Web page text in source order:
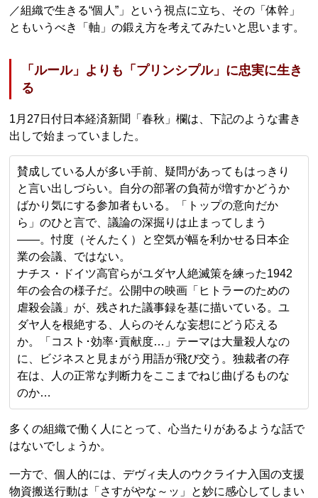
／組織で生きる“個人”」という視点に立ち、その「体幹」
ともいうべき「軸」の鍛え方を考えてみたいと思います。
「ルール」よりも「プリンシプル」に忠実に生き
る
1月27日付日本経済新聞「春秋」欄は、下記のような書き
出しで始まっていました。
賛成している人が多い手前、疑問があってもはっきり
と言い出しづらい。自分の部署の負荷が増すかどうか
ばかり気にする参加者もいる。「トップの意向だか
ら」のひと言で、議論の深掘りは止まってしまう
――。忖度（そんたく）と空気が幅を利かせる日本企
業の会議、ではない。
ナチス・ドイツ高官らがユダヤ人絶滅策を練った1942
年の会合の様子だ。公開中の映画「ヒトラーのための
虐殺会議」が、残された議事録を基に描いている。ユ
ダヤ人を根絶する、人らのそんな妄想にどう応える
か。「コスト･効率･貢献度…」テーマは大量殺人なの
に、ビジネスと見まがう用語が飛び交う。独裁者の存
在は、人の正常な判断力をここまでねじ曲げるものな
のか…
多くの組織で働く人にとって、心当たりがあるような話で
はないでしょうか。
一方で、個人的には、デヴィ夫人のウクライナ入国の支援
物資搬送行動は「さすがやな～ッ」と妙に感心してしまい